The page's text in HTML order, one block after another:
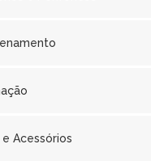
Acessórios